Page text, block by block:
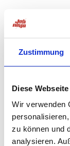
Zustimmung
Diese
Wir verwenden
zu können und
analysieren.